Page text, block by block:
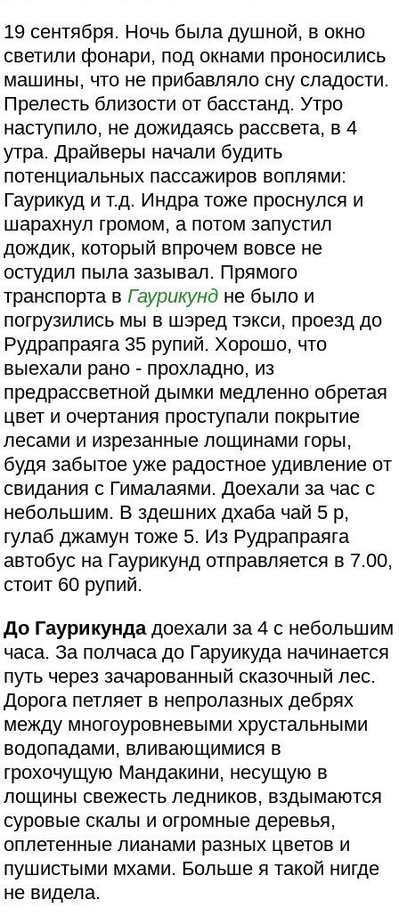
19 сентября. Ночь была душной, в окно
светили фонари, под окнами проносились
машины, что не прибавляло сну сладости.
Прелесть близости от басстанд. Утро
наступило, не дожидаясь рассвета, в 4
утра. Драйверы начали будить
потенциальных пассажиров воплями:
Гаурикуд и т.д. Индра тоже проснулся и
шарахнул громом, а потом запустил
дождик, который впрочем вовсе не
остудил пыла зазывал. Прямого
транспорта вГаурикунд не было и
погрузились мы в шэред тэкси, проезд до
Рудрапраяга 35 рупий. Хорошо, что
выехали рано - прохладно, из
предрассветной дымки медленно обретая
цвет и очертания проступали покрытие
лесами и изрезанные лощинами горы,
будя забытое уже радостное удивление от
свидания с Гималаями. Доехали за час с
небольшим. В здешних дхаба чай 5 р,
гулаб джамун тоже 5. Из Рудрапраяга
автобус на Гаурикунд отправляется в 7.00,
стоит 60 рупий.
До Гаурикундадоехали за 4 с небольшим
часа. За полчаса до Гаруикуда начинается
путь через зачарованный сказочный лес.
Дорога петляет в непролазных дебрях
между многоуровневыми хрустальными
водопадами, вливающимися в
грохочущую Мандакини, несущую в
лощины свежесть ледников, вздымаются
суровые скалы и огромные деревья,
оплетенные лианами разных цветов и
пушистыми мхами. Больше я такой нигде
не видела.